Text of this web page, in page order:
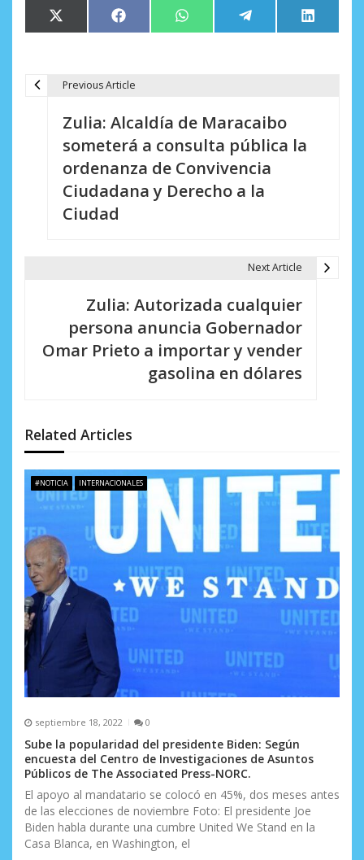
Compartir
en
X
(Twitter)
Compartir
en
Facebook Compartir
en
WhatsApp Compartir
en
Telegram
en
LinkedIn
e
n
r
a
d
a
s
Previous Article
Zulia: Alcaldía de Maracaibo
someterá a consulta pública la
ordenanza de Convivencia
Ciudadana y Derecho a la
Ciudad
Next Article
Zulia: Autorizada cualquier
persona anuncia Gobernador
Omar Prieto a importar y vender
gasolina en dólares
Related Articles
#NOTICIA INTERNACIONALES
septiembre 18, 2022 0
Sube la popularidad del presidente Biden: Según
encuesta del Centro de Investigaciones de Asuntos
Públicos de The Associated Press-NORC.
El apoyo al mandatario se colocó en 45%, dos meses antes
de las elecciones de noviembre Foto: El presidente Joe
Biden habla durante una cumbre United We Stand en la
Casa Blanca, en Washington, el